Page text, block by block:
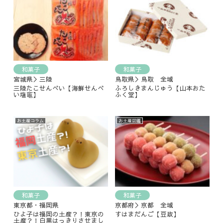
和菓子
宮城県＞三陸
三陸たこせんべい【海鮮せんべ
い塩竈】
和菓子
鳥取県＞鳥取 全域
ふろしきまんじゅう【山本おた
ふく堂】
お土産コラム
和菓子
東京都・福岡県
ひよ子は福岡の土産？！東京の
土産？！白黒はっきりさせまし
お土産図鑑
和菓子
京都府＞京都 全域
すはまだんご【豆政】